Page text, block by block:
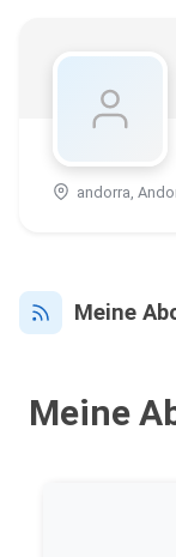
andorra,
Meine
Meine